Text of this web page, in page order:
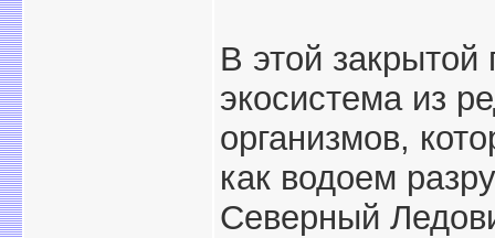
В этой закрытой
экосистема из
организмов,
как водоем
Северный